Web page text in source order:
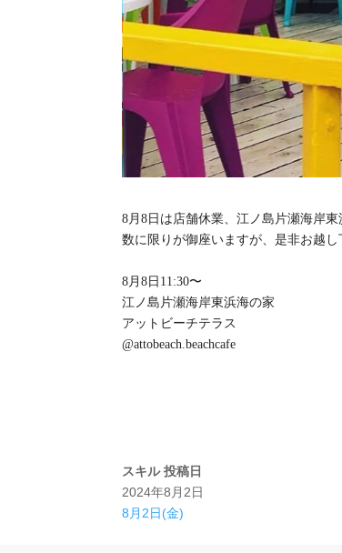
8月8日は店舗休業、江ノ島片瀬海岸
数に限りが御座いますが、是非お越し
8月8日11:30〜
江ノ島片瀬海岸東浜海の家
アットビーチテラス
@attobeach.beachcafe
スキル 投稿日
2024年8月2日
8月2日(金)